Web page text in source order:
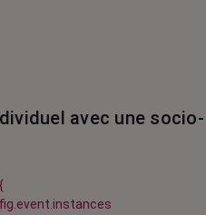
avec une socio-